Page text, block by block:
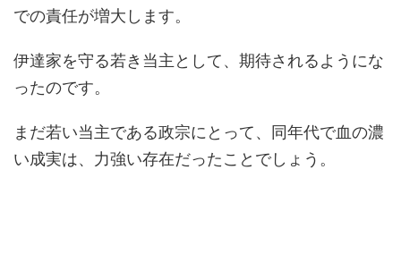
での責任が増大します。
伊達家を守る若き当主として、期待されるようにな
ったのです。
まだ若い当主である政宗にとって、同年代で血の濃
い成実は、力強い存在だったことでしょう。